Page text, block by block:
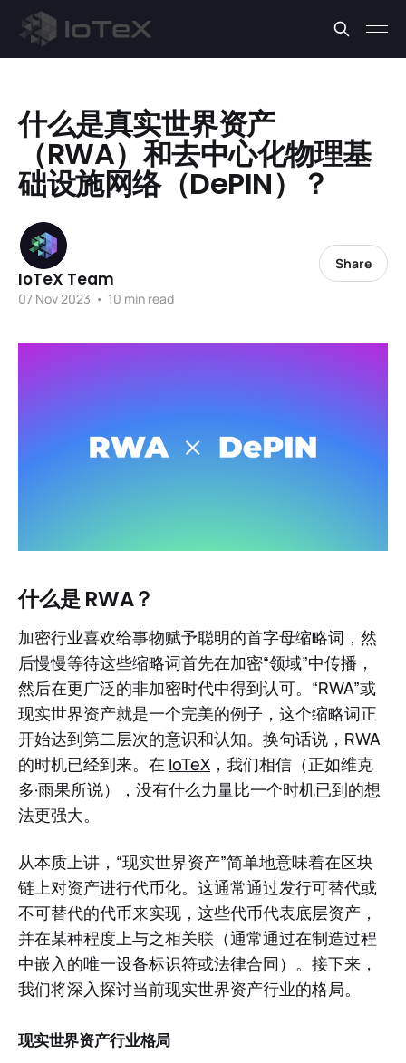
什么是真实世界资产
（RWA）和去中心化物理基
础设施网络（DePIN）？
IoTeX Team
07 Nov 2023 • 10 min read
Share
什么是 RWA？
加密行业喜欢给事物赋予聪明的首字母缩略词，然
后慢慢等待这些缩略词首先在加密“领域”中传播，
然后在更广泛的非加密时代中得到认可。“RWA”或
现实世界资产就是一个完美的例子，这个缩略词正
开始达到第二层次的意识和认知。换句话说，RWA
的时机已经到来。在 IoTeX ，我们相信（正如维克
多·雨果所说），没有什么力量比一个时机已到的想
法更强大。
从本质上讲，“现实世界资产”简单地意味着在区块
链上对资产进行代币化。这通常通过发行可替代或
不可替代的代币来实现，这些代币代表底层资产，
并在某种程度上与之相关联（通常通过在制造过程
中嵌入的唯一设备标识符或法律合同）。接下来，
我们将深入探讨当前现实世界资产行业的格局。
现实世界资产行业格局